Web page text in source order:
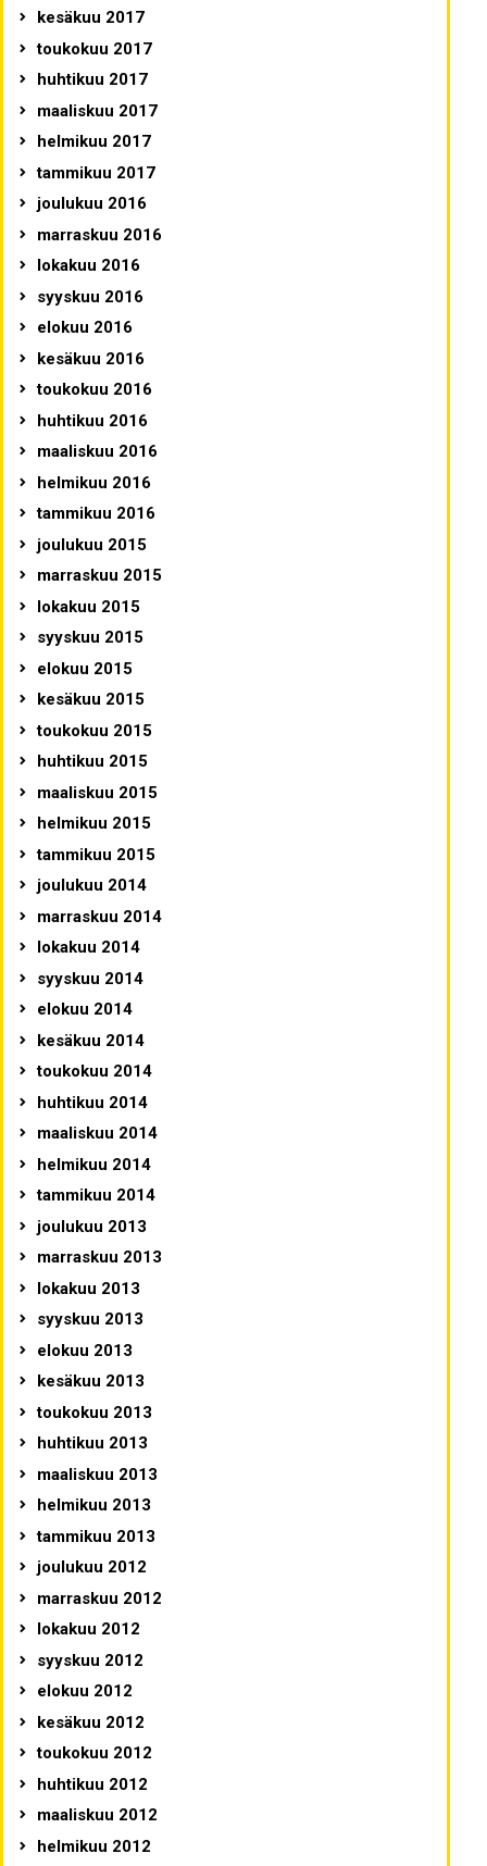
kesäkuu 2017
toukokuu 2017
huhtikuu 2017
maaliskuu 2017
helmikuu 2017
tammikuu 2017
joulukuu 2016
marraskuu 2016
lokakuu 2016
syyskuu 2016
elokuu 2016
kesäkuu 2016
toukokuu 2016
huhtikuu 2016
maaliskuu 2016
helmikuu 2016
tammikuu 2016
joulukuu 2015
marraskuu 2015
lokakuu 2015
syyskuu 2015
elokuu 2015
kesäkuu 2015
toukokuu 2015
huhtikuu 2015
maaliskuu 2015
helmikuu 2015
tammikuu 2015
joulukuu 2014
marraskuu 2014
lokakuu 2014
syyskuu 2014
elokuu 2014
kesäkuu 2014
toukokuu 2014
huhtikuu 2014
maaliskuu 2014
helmikuu 2014
tammikuu 2014
joulukuu 2013
marraskuu 2013
lokakuu 2013
syyskuu 2013
elokuu 2013
kesäkuu 2013
toukokuu 2013
huhtikuu 2013
maaliskuu 2013
helmikuu 2013
tammikuu 2013
joulukuu 2012
marraskuu 2012
lokakuu 2012
syyskuu 2012
elokuu 2012
kesäkuu 2012
toukokuu 2012
huhtikuu 2012
maaliskuu 2012
helmikuu 2012